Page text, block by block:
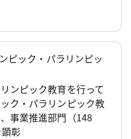
ック・パラリンピッ
ンピック教育を行って
ク・パラリンピック教
事業推進部門（148
彰